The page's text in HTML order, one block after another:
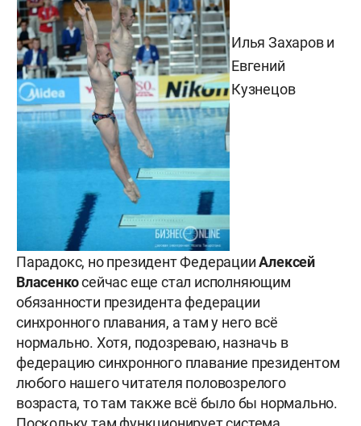
Илья Захаров и
Евгений
Кузнецов
Парадокс, но президент ФедерацииАлексей
Власенкосейчас еще стал исполняющим
обязанности президента федерации
синхронного плавания, а там у него всё
нормально. Хотя, подозреваю, назначь в
федерацию синхронного плавание президентом
любого нашего читателя половозрелого
возраста, то там также всё было бы нормально.